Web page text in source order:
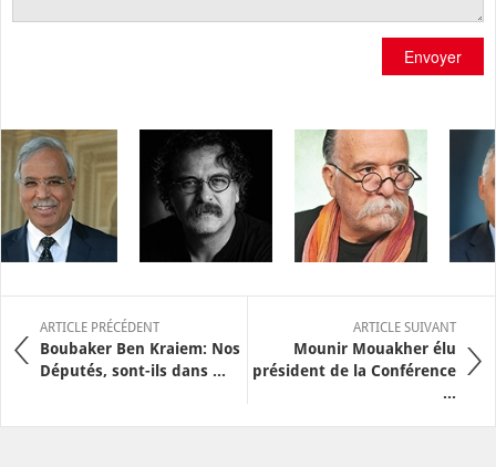
Envoyer
ARTICLE PRÉCÉDENT
Boubaker Ben Kraiem: Nos
Députés, sont-ils dans ...
ARTICLE SUIVANT
Mounir Mouakher élu
président de la Conférence
...